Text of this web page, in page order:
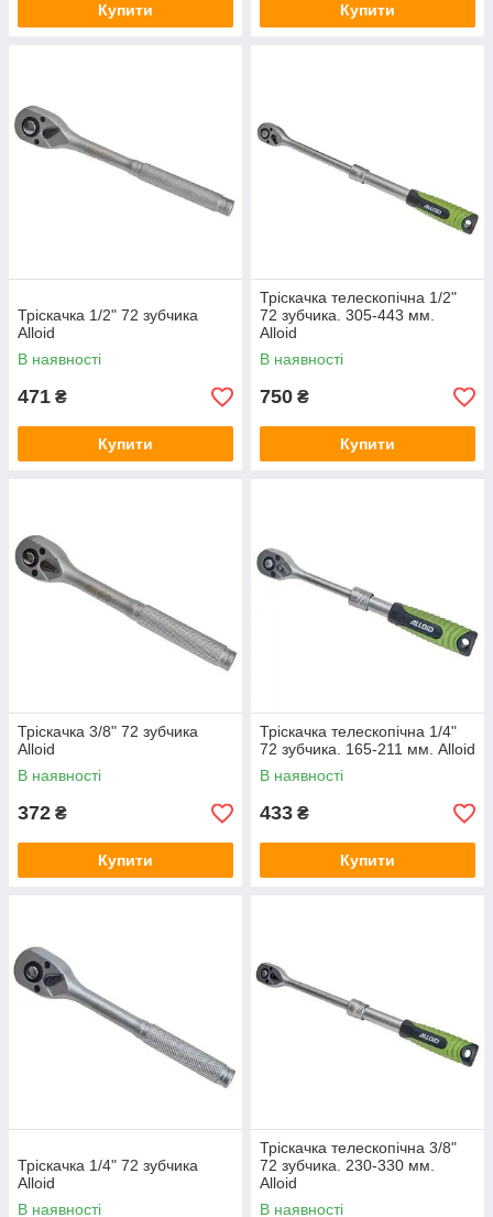
Купити Купити
Тріскачка 1/2" 72 зубчика
Alloid
В наявності
471 ₴
Купити
Тріскачка телескопічна 1/2"
72 зубчика. 305-443 мм.
Alloid
В наявності
750 ₴
Купити
Тріскачка 3/8" 72 зубчика
Alloid
В наявності
372 ₴
Купити
Тріскачка телескопічна 1/4"
72 зубчика. 165-211 мм. Alloid
В наявності
433 ₴
Купити
Тріскачка 1/4" 72 зубчика
Alloid
В наявності
Тріскачка телескопічна 3/8"
72 зубчика. 230-330 мм.
Alloid
В наявності